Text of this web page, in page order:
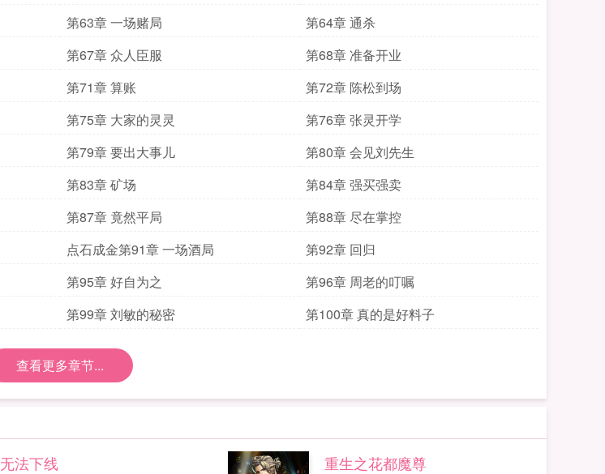
第63章 一场赌局
第64章 通杀
第67章 众人臣服
第68章 准备开业
第71章 算账
第72章 陈松到场
第75章 大家的灵灵
第76章 张灵开学
第79章 要出大事儿
第80章 会见刘先生
第83章 矿场
第84章 强买强卖
第87章 竟然平局
第88章 尽在掌控
点石成金第91章 一场酒局
第92章 回归
第95章 好自为之
第96章 周老的叮嘱
第99章 刘敏的秘密 第100章 真的是好料子
查看更多章节...
无法下线 重生之花都魔尊